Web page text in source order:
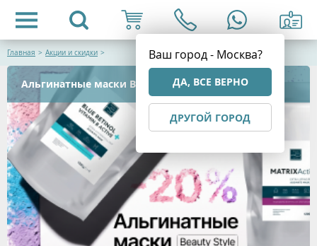
Ваш город - Москва?
ДА, ВСЕ ВЕРНО
ДРУГОЙ ГОРОД
Главная > Акции и скидки >
Альгинатные маски Beauty Style с выгодой 20%